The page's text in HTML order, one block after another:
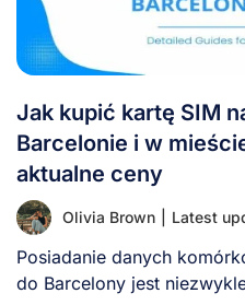
Jak kupić kartę SIM
Barcelonie i w
aktualne ceny
Olivia Brown Latest
Posiadanie danych
do Barcelony jest